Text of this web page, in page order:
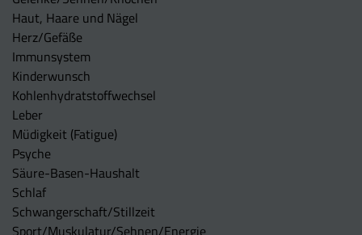
Haut, Haare und Nägel
Herz/Gefäße
Immunsystem
Kinderwunsch
Kohlenhydratstoffwechsel
Leber
Müdigkeit (Fatigue)
Psyche
Säure-Basen-Haushalt
Schlaf
Schwangerschaft/Stillzeit
Sport/Muskulatur/Sehnen/Energie